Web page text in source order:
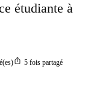
étudiante à
ios_share 5 fois partagé